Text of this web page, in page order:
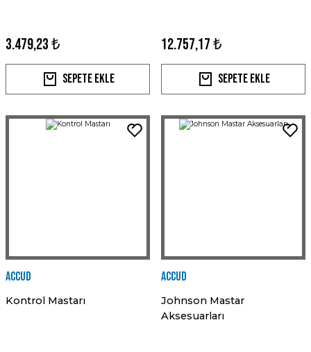
3.479,23 ₺
Sepete Ekle
12.757,17 ₺
Sepete Ekle
Accud
Kontrol Mastarı
Accud
Johnson Mastar
Aksesuarları